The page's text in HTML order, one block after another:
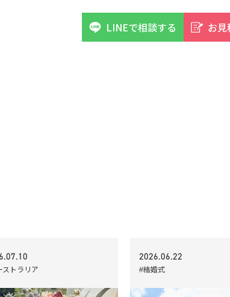
LINEで相談する お
ストラリア
2026.06.22
#結婚式